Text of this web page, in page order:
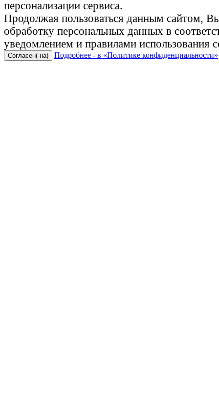
персонализации сервиса.
Продолжая пользоваться данным сайтом, Вы
обработку персональных данных в
уведомлением и правилами использования
Согласен(-на) Подробнее - в «Политике конфиденциальности»